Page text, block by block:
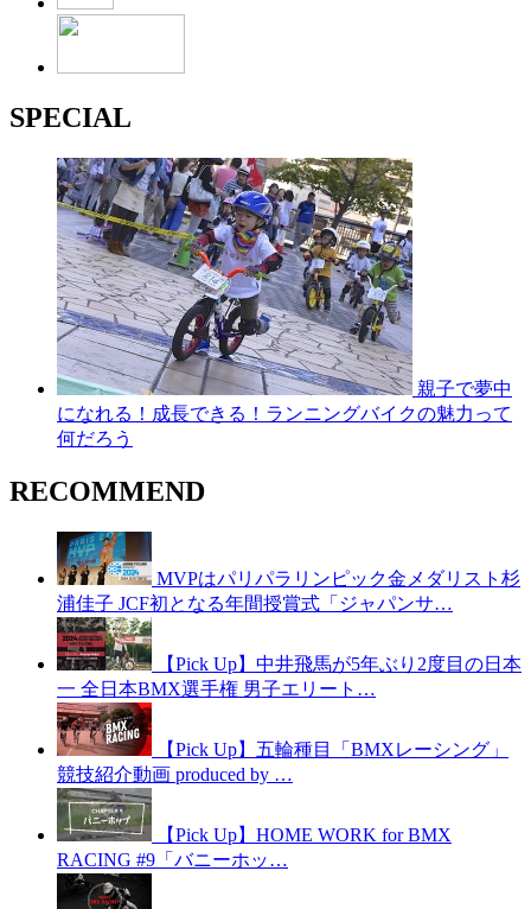
SPECIAL
親子で夢中
になれる！成長できる！ランニングバイクの魅力って
何だろう
RECOMMEND
MVPはパリパラリンピック金メダリスト杉
浦佳子 JCF初となる年間授賞式「ジャパンサ…
【Pick Up】中井飛馬が5年ぶり2度目の日本
一 全日本BMX選手権 男子エリート…
【Pick Up】五輪種目「BMXレーシング」
競技紹介動画 produced by …
【Pick Up】HOME WORK for BMX
RACING #9「バニーホッ…